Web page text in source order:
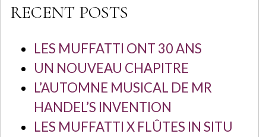
RECENT POSTS
LES MUFFATTI ONT 30 ANS
UN NOUVEAU CHAPITRE
L’AUTOMNE MUSICAL DE MR
HANDEL’S INVENTION
LES MUFFATTI X FLÛTES IN SITU